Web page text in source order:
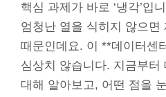
핵심 과제가 바로 ‘냉각’입
엄청난 열을 식히지 않으면
때문인데요. 이 **데이터센
심상치 않습니다. 지금부터
대해 알아보고, 어떤 점을